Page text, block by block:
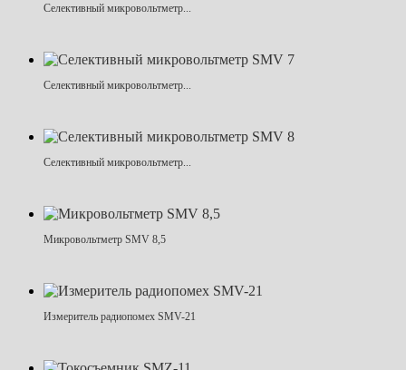
Селективный микровольтметр...
Селективный микровольтметр...
Селективный микровольтметр...
Микровольтметр SMV 8,5
Измеритель радиопомех SMV-21